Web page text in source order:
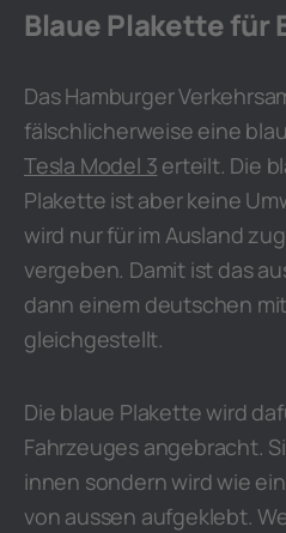
Blaue Plakette für
Das Hamburger
fälschlicherweise eine
Tesla Model 3 erteilt. Die
Plakette ist aber keine
wird nur für im Ausland
vergeben. Damit ist das
dann einem deutschen
gleichgestellt.
Die blaue Plakette wird
Fahrzeuges angebracht.
innen sondern wird wie
von aussen aufgeklebt.